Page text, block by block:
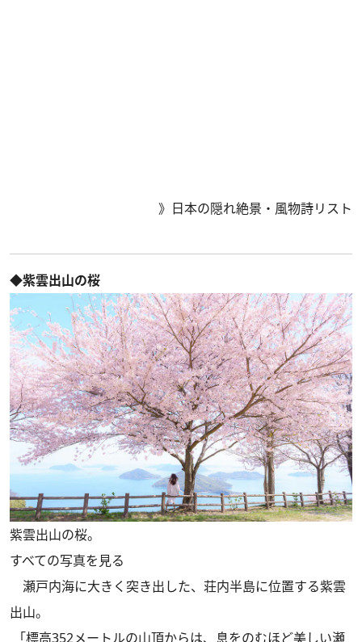
》 日本の隠れ絶景・風物詩リスト
◆紫雲出山の桜
紫雲出山の桜。
すべての写真を見る
瀬戸内海に大きく突き出した、荘内半島に位置する紫雲
出山。
「標高352メートルの山頂からは、息をのむほど美しい瀬